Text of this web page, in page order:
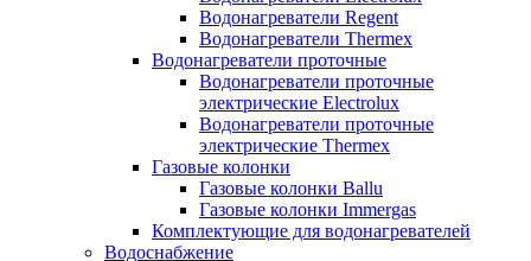
Водонагреватели Regent
Водонагреватели Thermex
Водонагреватели проточные
Водонагреватели проточные
электрические Electrolux
Водонагреватели проточные
электрические Thermex
Газовые колонки
Газовые колонки Ballu
Газовые колонки Immergas
Комплектующие для водонагревателей
Водоснабжение